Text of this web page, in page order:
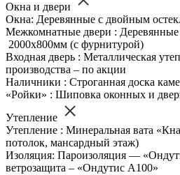
Окна и двери
Окна: Деревянные с двойным
Межкомнатные двери :
2000х800мм (с фурнитурой)
Входная дверь : Металлическая
производства – по акции
Наличники : Строганная доска
«Ройки» : Шиповка оконных и
Утепление
Утепление : Минеральная вата
потолок, мансардный этаж)
Изоляция: Пароизоляция —
ветрозащита – «Ондутис А100»